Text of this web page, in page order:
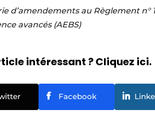
d’amendements au Règlement n°
avancés (AEBS)
intéressant ? Cliquez ici.
Facebook